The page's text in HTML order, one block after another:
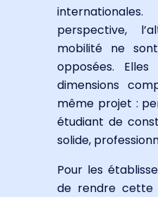
perspective,
mobilité ne
opposées.
dimensions
même projet :
étudiant de
solide,
Pour les
de rendre cette